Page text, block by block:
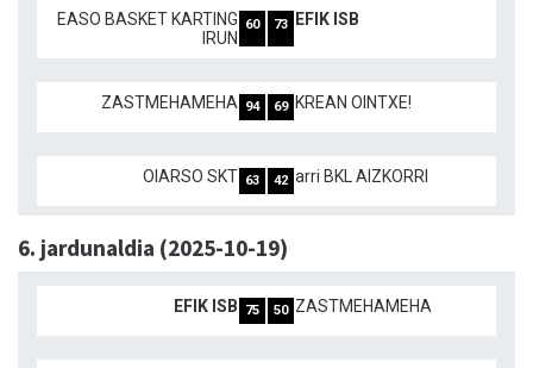
EASO BASKET KARTING
IRUN
60 73 EFIK ISB
ZASTMEHAMEHA 94 69 KREAN OINTXE!
OIARSO SKT 63 42 arri BKL AIZKORRI
6. jardunaldia (2025-10-19)
EFIK ISB 75 50 ZASTMEHAMEHA